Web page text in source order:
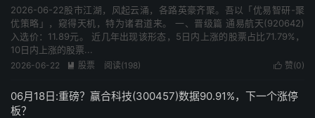
2026-06-22股市江湖，风起云涌，各路英豪齐聚。吾以「优易智研-聚
优策略」，窥得天机，特为诸君道来。 一、晋级篇 通易航天(920642)
入选价：11.89元。 近几年出现该形态，5日内上涨的股票占比71.79%，
10日内上涨的股票...
 赞(0)
2026-06-22  股票 阅读(198)
06月18日:重磅？赢合科技(300457)数据90.91%，下一个涨停
板？